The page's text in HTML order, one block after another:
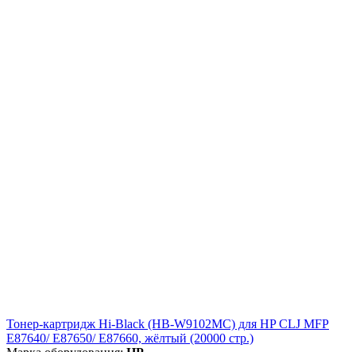
Тонер-картридж Hi-Black (HB-W9102MC) для HP CLJ MFP
E87640/ E87650/ E87660, жёлтый (20000 стр.)